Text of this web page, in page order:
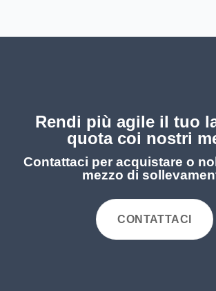
Rendi più agile il tuo
quota coi nostri
Contattaci per acquistare o
mezzo di
CONTATTACI